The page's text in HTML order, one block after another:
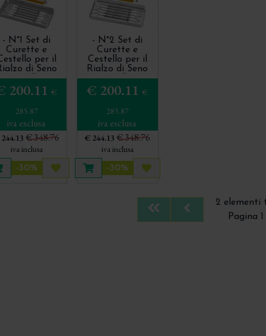
- N°1 Set di
Curette e
per il
di Seno
Mascellare
1304/KIT
200.11 €
285.87
iva esclusa
€ 348.76
iva inclusa
al carrello
-30%
Acquista più tardi
- N°2 Set di
Curette e
Cestello per il
Rialzo di Seno
Mascellare
Medesy 1309/KIT
€ 200.11 €
285.87
iva esclusa
€ 244.13 € 348.76
iva inclusa
Aggiungi al carrello
-30%
Acquista più tardi
First Previous
2 elementi
Pagina 1